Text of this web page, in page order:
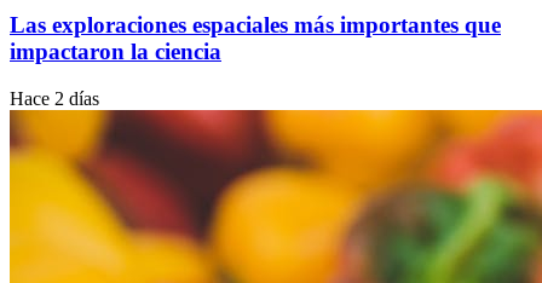
Las exploraciones espaciales más importantes que
impactaron la ciencia
Hace 2 días